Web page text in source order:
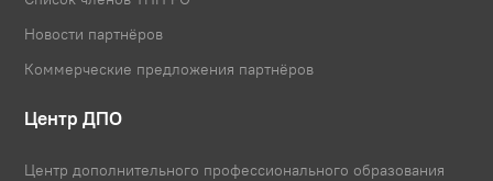
Новости партнёров
Коммерческие предложения партнёров
Центр ДПО
Центр дополнительного профессионального образования